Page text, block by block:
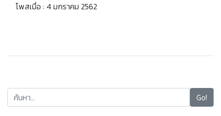
โพสเมื่อ : 4 มกราคม 2562
Go!